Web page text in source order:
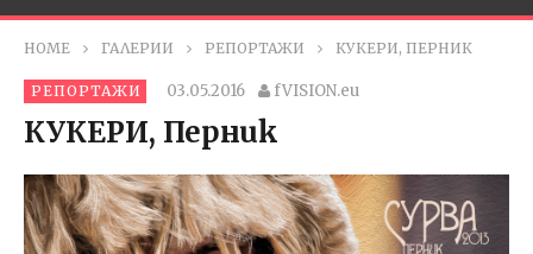
HOME ГАЛЕРИИ РЕПОРТАЖИ КУКЕРИ, ПЕРНИК
РЕПОРТАЖИ 03.05.2016 fVISION.eu
КУКЕРИ, Перник